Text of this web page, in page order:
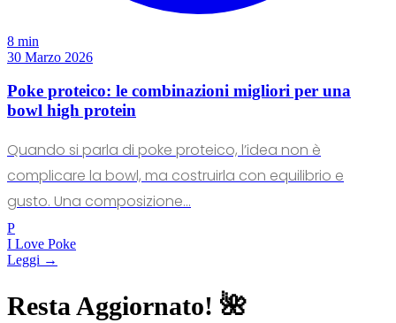
8 min
30 Marzo 2026
Poke proteico: le combinazioni migliori per una
bowl high protein
Quando si parla di poke proteico, l’idea non è
complicare la bowl, ma costruirla con equilibrio e
gusto. Una composizione...
P
I Love Poke
Leggi →
Resta Aggiornato! 🌺